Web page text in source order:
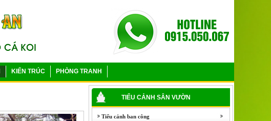
KIẾN TRÚC PHÒNG TRANH
TIỂU CẢNH SÂN VƯỜN
Tiểu cảnh ban công